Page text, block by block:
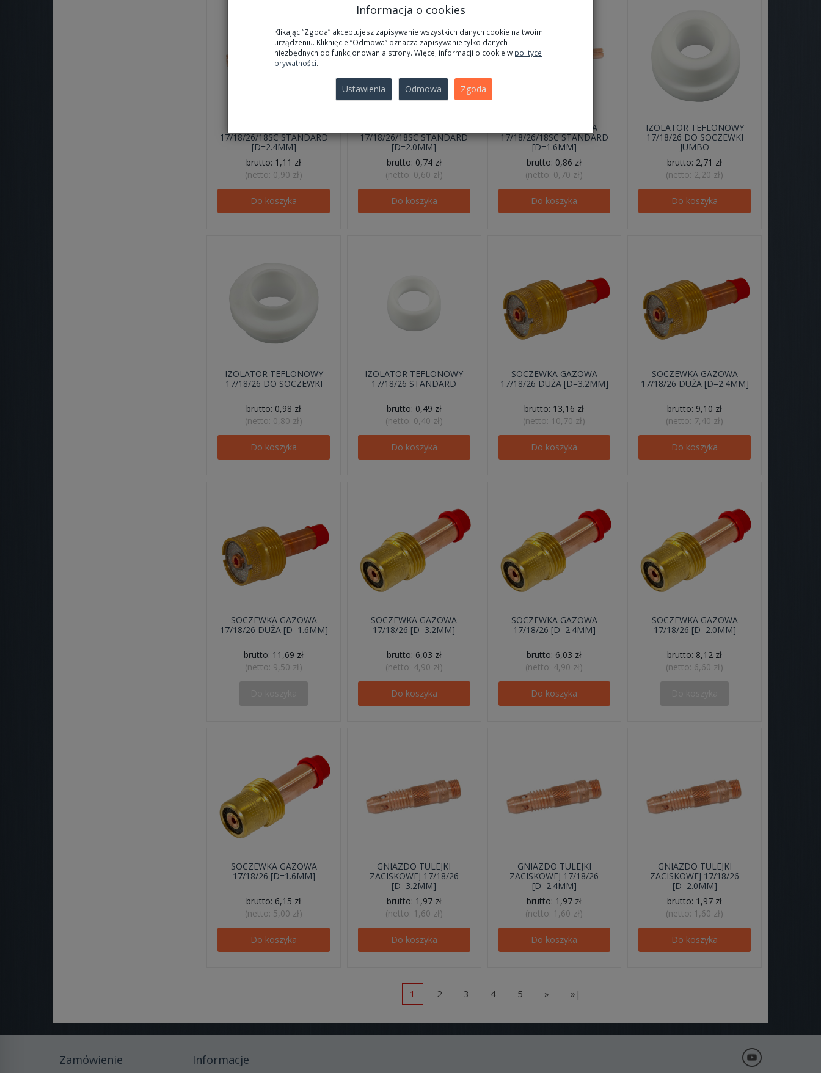
17/18/26/18SC STANDARD
[D=2.4MM]
brutto: 1,11 zł
(netto: 0,90 zł)
Do koszyka
17/18/26/18SC STANDARD
[D=2.0MM]
brutto: 0,74 zł
(netto: 0,60 zł)
Do koszyka
TULEJKA ZACISKOWA
17/18/26/18SC STANDARD
[D=1.6MM]
brutto: 0,86 zł
(netto: 0,70 zł)
Do koszyka
IZOLATOR TEFLONOWY
17/18/26 DO SOCZEWKI
JUMBO
brutto: 2,71 zł
(netto: 2,20 zł)
Do koszyka
IZOLATOR TEFLONOWY
17/18/26 DO SOCZEWKI
brutto: 0,98 zł
(netto: 0,80 zł)
Do koszyka
IZOLATOR TEFLONOWY
17/18/26 STANDARD
brutto: 0,49 zł
(netto: 0,40 zł)
Do koszyka
SOCZEWKA GAZOWA
17/18/26 DUŻA [D=3.2MM]
brutto: 13,16 zł
(netto: 10,70 zł)
Do koszyka
SOCZEWKA GAZOWA
17/18/26 DUŻA [D=2.4MM]
brutto: 9,10 zł
(netto: 7,40 zł)
Do koszyka
SOCZEWKA GAZOWA
17/18/26 DUŻA [D=1.6MM]
brutto: 11,69 zł
(netto: 9,50 zł)
SOCZEWKA GAZOWA
17/18/26 [D=3.2MM]
brutto: 6,03 zł
(netto: 4,90 zł)
Do koszyka
SOCZEWKA GAZOWA
17/18/26 [D=2.4MM]
brutto: 6,03 zł
(netto: 4,90 zł)
Do koszyka
SOCZEWKA GAZOWA
17/18/26 [D=2.0MM]
brutto: 8,12 zł
(netto: 6,60 zł)
SOCZEWKA GAZOWA
17/18/26 [D=1.6MM]
brutto: 6,15 zł
(netto: 5,00 zł)
Do koszyka
GNIAZDO TULEJKI
ZACISKOWEJ 17/18/26
[D=3.2MM]
brutto: 1,97 zł
(netto: 1,60 zł)
Do koszyka
GNIAZDO TULEJKI
ZACISKOWEJ 17/18/26
[D=2.4MM]
brutto: 1,97 zł
(netto: 1,60 zł)
Do koszyka
GNIAZDO TULEJKI
ZACISKOWEJ 17/18/26
[D=2.0MM]
brutto: 1,97 zł
(netto: 1,60 zł)
Do koszyka
1 2 3 4 5 » »|
Zamówienie Informacje
Informacja o cookies
Klikając “Zgoda” akceptujesz zapisywanie wszystkich danych cookie na twoim
urządzeniu. Kliknięcie “Odmowa” oznacza zapisywanie tylko danych
niezbędnych do funkcjonowania strony. Więcej informacji o cookie w polityce
prywatności.
Ustawienia Odmowa Zgoda